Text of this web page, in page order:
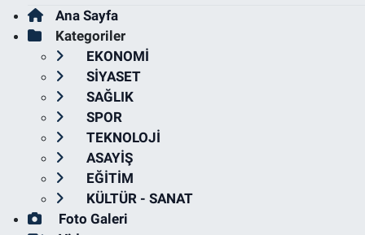
Ana Sayfa
Kategoriler
EKONOMİ
SİYASET
SAĞLIK
SPOR
TEKNOLOJİ
ASAYİŞ
EĞİTİM
KÜLTÜR - SANAT
Foto Galeri